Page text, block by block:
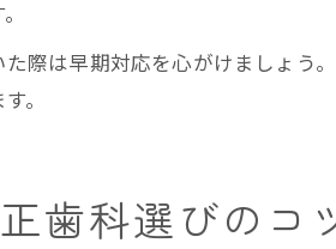
際は早期対応を心がけましょう
。
歯科選びのコ